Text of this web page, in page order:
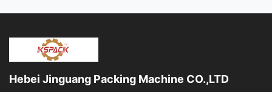
Hebei Jinguang Packing Machine CO.,LTD